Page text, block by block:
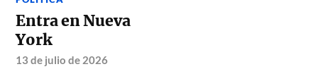
Entra en Nueva
York
13 de julio de 2026